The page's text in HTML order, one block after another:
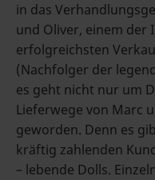
in das
und Oliver, einem der
erfolgreichsten
(Nachfolger der
es geht nicht nur um
Lieferwege von Marc
geworden. Denn es
kräftig zahlenden
– lebende Dolls.